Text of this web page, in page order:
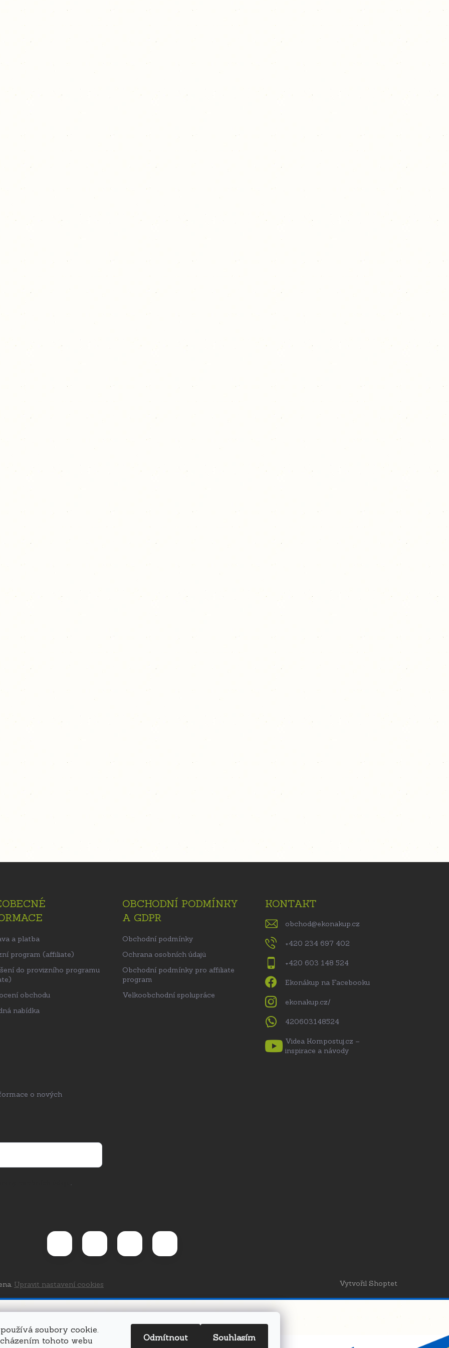
soubory cookie.
tohoto webu
Odmítnout Souhlasím
a platba
program (affiliate)
do provizního programu
obchodu
nabídka
OBCHODNÍ PODMÍNKY
A GDPR
Obchodní podmínky
Ochrana osobních údajů
Obchodní podmínky pro affiliate
program
Velkoobchodní spolupráce
KONTAKT
obchod@ekonakup.cz
+420 234 697 402
+420 603 148 524
Ekonákup na Facebooku
ekonakup.cz/
420603148524
Videa Kompostuj.cz –
inspirace a návody
o nových
Vytvořil Shoptet
Upravit nastavení cookies